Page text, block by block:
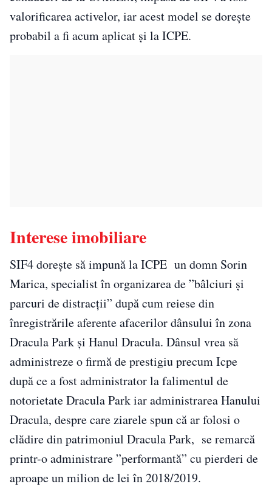
valorificarea activelor, iar acest model se dorește
probabil a fi acum aplicat și la ICPE.
Interese imobiliare
SIF4 dorește să impună la ICPE un domn Sorin
Marica, specialist în organizarea de ”bâlciuri și
parcuri de distracții” după cum reiese din
înregistrările aferente afacerilor dânsului în zona
Dracula Park și Hanul Dracula. Dânsul vrea să
administreze o firmă de prestigiu precum Icpe
după ce a fost administrator la falimentul de
notorietate Dracula Park iar administrarea Hanului
Dracula, despre care ziarele spun că ar folosi o
clădire din patrimoniul Dracula Park, se remarcă
printr-o administrare ”performantă” cu pierderi de
aproape un milion de lei în 2018/2019.